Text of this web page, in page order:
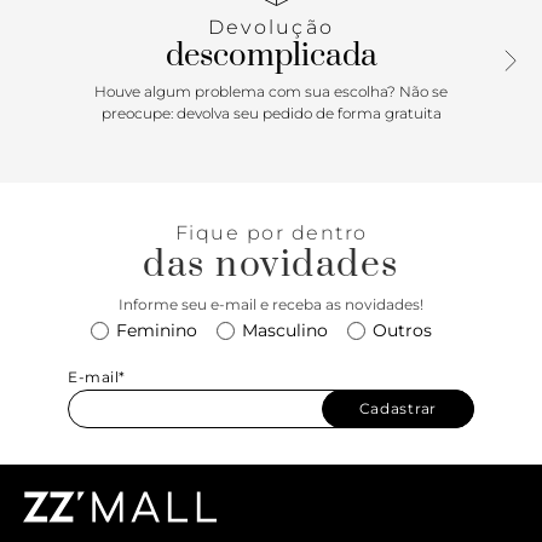
Devolução
descomplicada
Houve algum problema com sua escolha? Não se
preocupe: devolva seu pedido de forma gratuita
Fique por dentro
das novidades
Informe seu e-mail e receba as novidades!
Feminino Masculino Outros
E-mail*
Cadastrar